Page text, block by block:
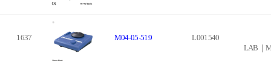
1637 M04-05-519
L001540
LAB｜